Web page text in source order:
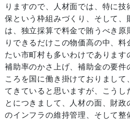
りますので、人材面では、特に技
保という枠組みづくり、そして、
は、独立採算で料金で賄うべき原
りできるだけこの物価高の中、料
たい市町村も多いわけであります
補助率のかさ上げ、補助金の要件
ころを国に働き掛けておりまして
てきていると思いますが、こうし
とにつきまして、人材の面、財政
のインフラの維持管理、そして整